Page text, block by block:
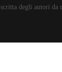
scritta degli autori da